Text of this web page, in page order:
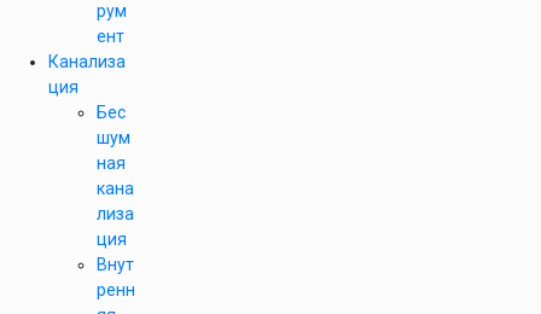
рум
ент
Канализа
ция
Бес
шум
ная
кана
лиза
ция
Внут
ренн